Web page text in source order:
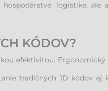
logistike, ale
KÓDOV?
efektivitou.
tradičných 1D kódov aj